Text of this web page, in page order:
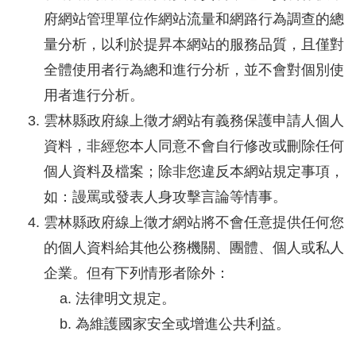
府網站管理單位作網站流量和網路行為調查的總
量分析，以利於提昇本網站的服務品質，且僅對
全體使用者行為總和進行分析，並不會對個別使
用者進行分析。
雲林縣政府線上徵才網站有義務保護申請人個人
資料，非經您本人同意不會自行修改或刪除任何
個人資料及檔案；除非您違反本網站規定事項，
如：謾罵或發表人身攻擊言論等情事。
雲林縣政府線上徵才網站將不會任意提供任何您
的個人資料給其他公務機關、團體、個人或私人
企業。但有下列情形者除外：
法律明文規定。
為維護國家安全或增進公共利益。